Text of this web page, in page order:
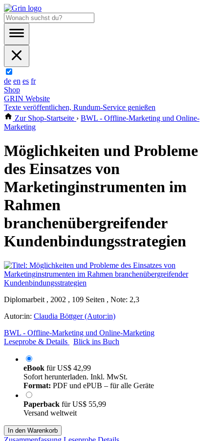
de en es fr
Shop
GRIN Website
Texte veröffentlichen, Rundum-Service genießen
Zur Shop-Startseite › BWL - Offline-Marketing und Online-
Marketing
Möglichkeiten und Probleme
des Einsatzes von
Marketinginstrumenten im
Rahmen
branchenübergreifender
Kundenbindungsstrategien
Diplomarbeit , 2002 , 109 Seiten , Note: 2,3
Autor:in: Claudia Böttger (Autor:in)
BWL - Offline-Marketing und Online-Marketing
Leseprobe & Details
Blick ins Buch
eBook fürUS$ 42,99
Sofort herunterladen. Inkl. MwSt.
Format: PDF und ePUB – für alle Geräte
Paperback fürUS$ 55,99
Versand weltweit
In den Warenkorb